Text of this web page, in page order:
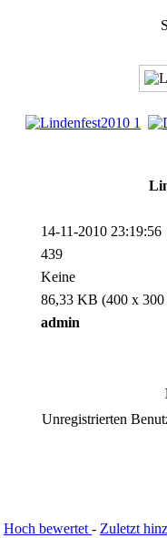
14-11-2010 23:19:56
439
Keine
86,33 KB (400 x
admin
Unregistrierten
Hoch bewertet - Zuletzt